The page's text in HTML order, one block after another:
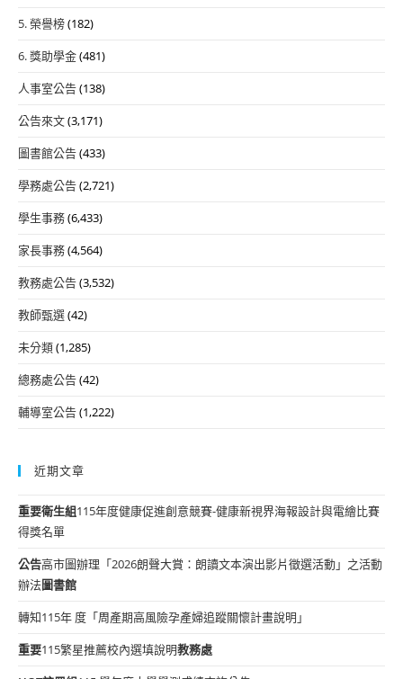
5. 榮譽榜(182)
6. 獎助學金(481)
人事室公告(138)
公告來文(3,171)
圖書館公告(433)
學務處公告(2,721)
學生事務(6,433)
家長事務(4,564)
教務處公告(3,532)
教師甄選(42)
未分類(1,285)
總務處公告(42)
輔導室公告(1,222)
近期文章
重要衛生組115年度健康促進創意競賽-健康新視界海報設計與電繪比賽
得獎名單
公告高市圖辦理「2026朗聲大賞：朗讀文本演出影片徵選活動」之活動
辦法圖書館
轉知115年 度「周產期高風險孕產婦追蹤關懷計畫說明」
重要115繁星推薦校內選填說明教務處